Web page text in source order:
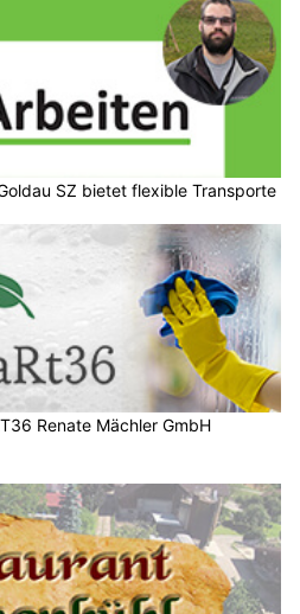
SZ bietet flexible Transporte
Renate Mächler GmbH